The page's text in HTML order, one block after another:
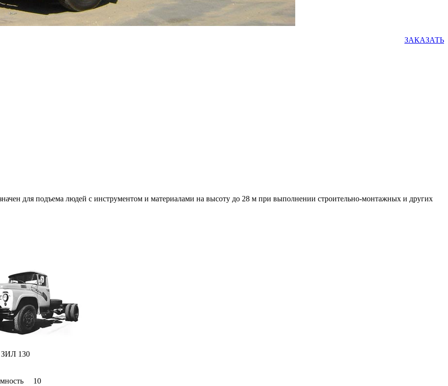
ЗАКАЗАТЬ
для подъема людей с инструментом и материалами на высоту до 28 м при выполнении строительно-монтажных и других
130
10